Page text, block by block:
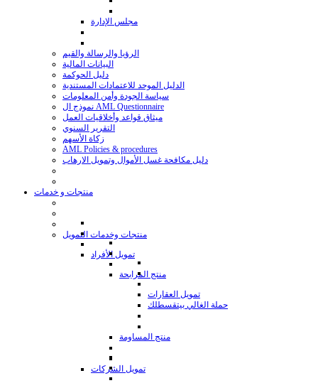
مجلس الإدارة
الرؤيا والرسالة والقيم
البيانات المالية
دليل الحوكمة
الدليل الموحد للاعتمادات المستندية
سياسة الجودة وأمن المعلومات
نموذج ال AML Questionnaire
ميثاق قواعد وأخلاقيات العمل
التقرير السنوي
زكاة الأسهم
AML Policies & procedures
دليل مكافحة غسل الأموال وتمويل الارهاب
منتجات و خدمات
منتجات وخدمات التمويل
تمويل الأفراد
منتج المرابحة
تمويل العقارات
حملة الغالي بيتقسطلك
منتج المساومة
تمويل الشركات